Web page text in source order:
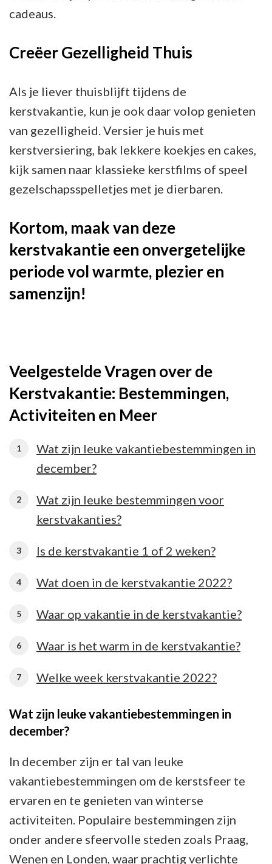
cadeaus.
Creëer Gezelligheid Thuis
Als je liever thuisblijft tijdens de
kerstvakantie, kun je ook daar volop genieten
van gezelligheid. Versier je huis met
kerstversiering, bak lekkere koekjes en cakes,
kijk samen naar klassieke kerstfilms of speel
gezelschapsspelletjes met je dierbaren.
Kortom, maak van deze
kerstvakantie een onvergetelijke
periode vol warmte, plezier en
samenzijn!
Veelgestelde Vragen over de
Kerstvakantie: Bestemmingen,
Activiteiten en Meer
Wat zijn leuke vakantiebestemmingen in
december?
Wat zijn leuke bestemmingen voor
kerstvakanties?
Is de kerstvakantie 1 of 2 weken?
Wat doen in de kerstvakantie 2022?
Waar op vakantie in de kerstvakantie?
Waar is het warm in de kerstvakantie?
Welke week kerstvakantie 2022?
Wat zijn leuke vakantiebestemmingen in
december?
In december zijn er tal van leuke
vakantiebestemmingen om de kerstsfeer te
ervaren en te genieten van winterse
activiteiten. Populaire bestemmingen zijn
onder andere sfeervolle steden zoals Praag,
Wenen en Londen, waar prachtig verlichte